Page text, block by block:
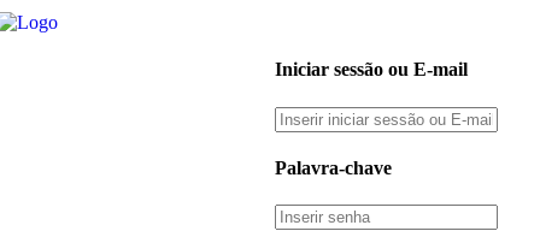
Iniciar sessão ou E-mail
Palavra-chave